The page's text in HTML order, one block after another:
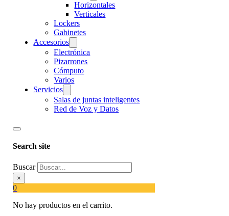
Horizontales
Verticales
Lockers
Gabinetes
Accesorios
Electrónica
Pizarrones
Cómputo
Varios
Servicios
Salas de juntas inteligentes
Red de Voz y Datos
Search site
Buscar
×
0
No hay productos en el carrito.